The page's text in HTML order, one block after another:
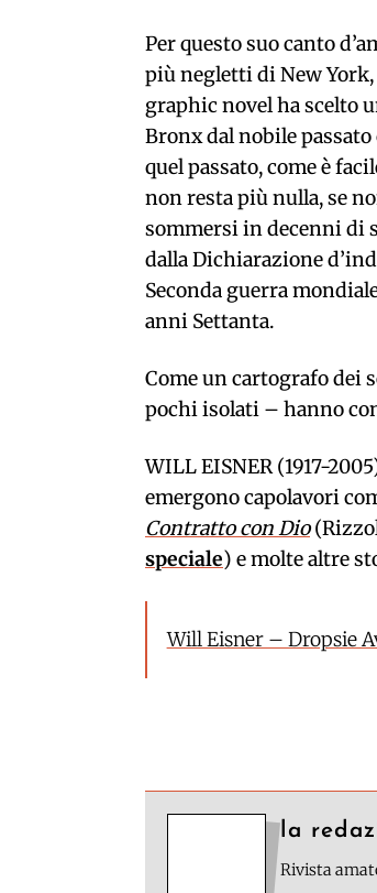
Per questo suo canto
più negletti di New
graphic novel ha scelto
Bronx dal nobile
quel passato, come è
non resta più nulla, se
sommersi in decenni di
dalla Dichiarazione
Seconda guerra
anni Settanta.
Come un cartografo dei
pochi isolati – hanno
WILL EISNER (1917-
emergono capolavori
Contratto con Dio
speciale) e molte altre
Will Eisner – Dropsie
la
Rivista